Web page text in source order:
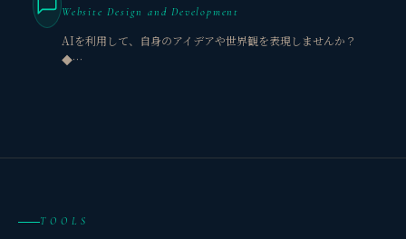
Website Design and Development
AIを利用して、自身のアイデアや世界観を表現しませんか？
◆…
TOOLS